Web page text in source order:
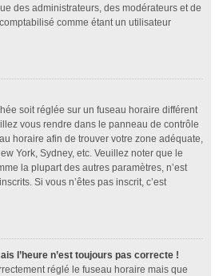
des administrateurs, des modérateurs et de
comme étant un utilisateur
soit réglée sur un fuseau horaire différent
vous rendre dans le panneau de contrôle
horaire afin de trouver votre zone adéquate,
York, Sydney, etc. Veuillez noter que le
la plupart des autres paramètres, n’est
Si vous n’êtes pas inscrit, c’est
l’heure n’est toujours pas correcte !
réglé le fuseau horaire mais que